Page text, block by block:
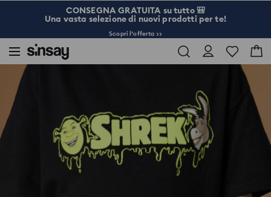
CONSEGNA GRATUITA su tutto 🎒
Una vasta selezione di nuovi prodotti per te!
Scopri l’offerta >>
Sinsay Maglietta Shrek